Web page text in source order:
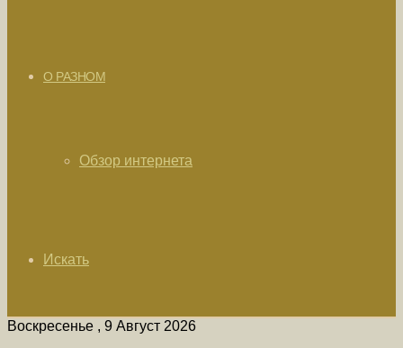
О РАЗНОМ
Обзор интернета
Искать
Воскресенье , 9 Август 2026